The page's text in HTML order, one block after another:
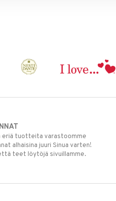
eriä tuotteita varastoomme
alhaisina juuri Sinua varten!
teet löytöjä sivuillamme.